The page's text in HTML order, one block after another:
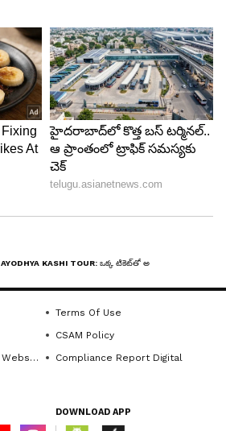
మీదుగా కాశీకి..
ప్రయాగ్‌రాజ్‌కు జర్నీ స్టార్ట్
త్రివేణి సంగమాన్ని చూస్తారు. ఆ
పవిత్ర దేవాలయం 'శంకర్ విమాన్
Terms Of Use
CSAM Policy
Compliance Report Digital
DOWNLOAD APP